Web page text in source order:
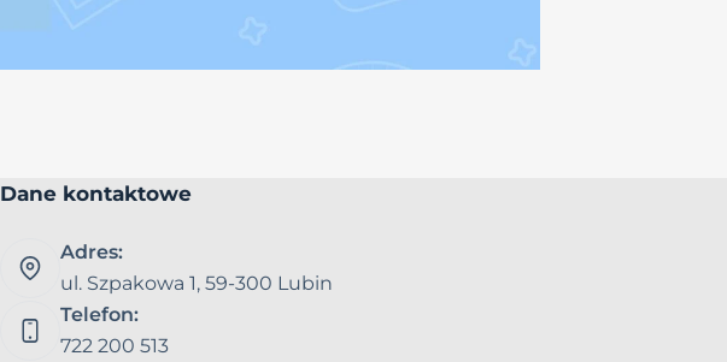
Dane kontaktowe
Adres:
ul. Szpakowa 1, 59-300 Lubin
Telefon:
722 200 513